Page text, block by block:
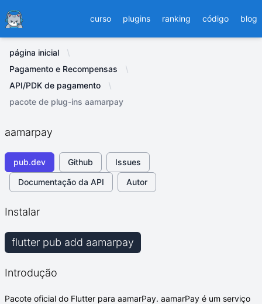
Ducafecat curso plugins ranking código blog
página inicial
Pagamento e Recompensas
API/PDK de pagamento
pacote de plug-ins aamarpay
aamarpay
pub.dev Github
Issues
Documentação da API
Autor
Instalar
flutter pub add aamarpay
Introdução
Pacote oficial do Flutter para aamarPay. aamarPay é um serviço